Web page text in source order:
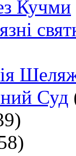
Кучми
Суд